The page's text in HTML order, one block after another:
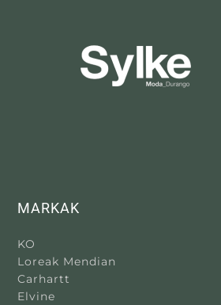
MARKAK
KO
Loreak Mendian
Carhartt
Elvine